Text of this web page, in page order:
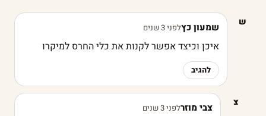
ש שמעון כץלפני 3 שנים
איכן וכיצד אפשר לקנות את כלי החרס למיקרו
להגיב
צ צבי מוזרלפני 3 שנים